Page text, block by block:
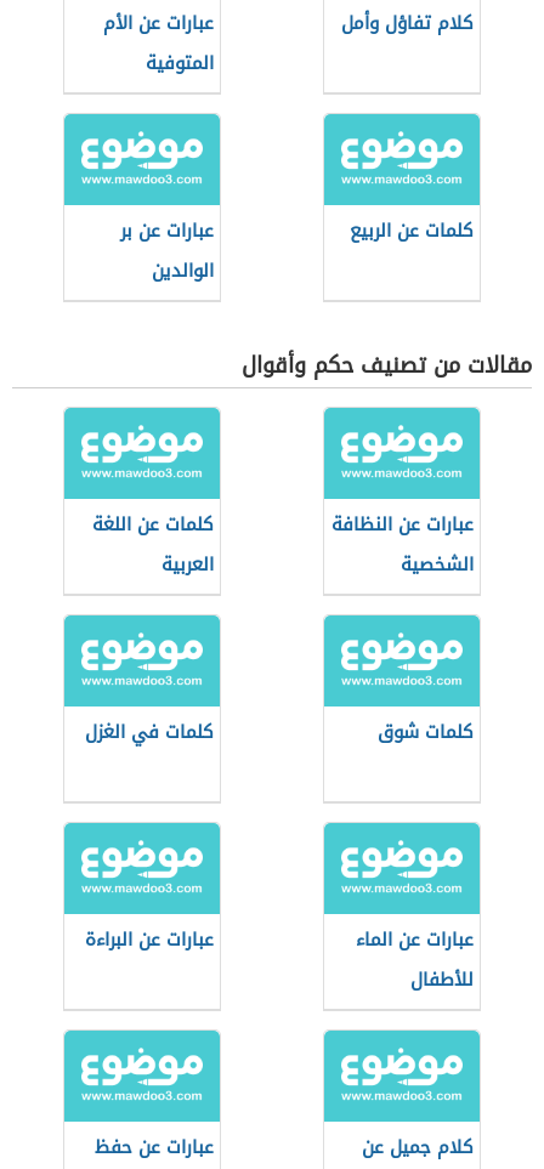
كلام تفاؤل وأمل
عبارات عن الأم
المتوفية
كلمات عن الربيع
عبارات عن بر
الوالدين
مقالات من تصنيف حكم وأقوال
عبارات عن النظافة
الشخصية
كلمات عن اللغة
العربية
كلمات شوق كلمات في الغزل
عبارات عن الماء
للأطفال
عبارات عن البراءة
كلام جميل عن
عبارات عن حفظ